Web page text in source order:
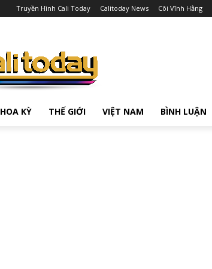
Truyền Hình Cali Today Calitoday News Cõi Vĩnh Hằng
HOA KỲ THẾ GIỚI VIỆT NAM BÌNH LUẬN